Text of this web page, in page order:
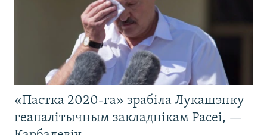
«Пастка 2020-га» зрабіла Лукашэнку
геапалітычным закладнікам Расеі, —